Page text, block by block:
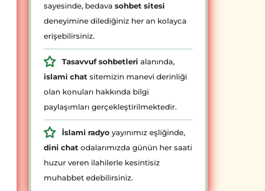
sayesinde, bedava sohbet sitesi
deneyimine dilediğiniz her an kolayca
erişebilirsiniz.
Tasavvuf sohbetleri alanında,
islami chat sitemizin manevi derinliği
olan konuları hakkında bilgi
paylaşımları gerçekleştirilmektedir.
İslami radyo yayınımız eşliğinde,
dini chat odalarımızda günün her saati
huzur veren ilahilerle kesintisiz
muhabbet edebilirsiniz.